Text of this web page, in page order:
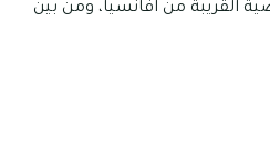
القريبة من افانسيا، ومن بين